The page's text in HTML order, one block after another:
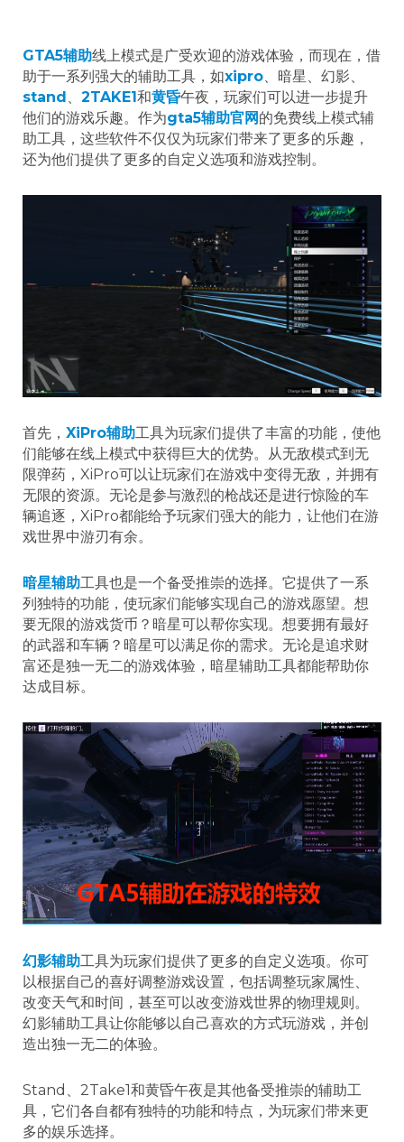
GTA5辅助线上模式是广受欢迎的游戏体验，而现在，借
助于一系列强大的辅助工具，如xipro、暗星、幻影、
stand、 2TAKE1和黄昏午夜，玩家们可以进一步提升
他们的游戏乐趣。作为gta5辅助官网的免费线上模式辅
助工具，这些软件不仅仅为玩家们带来了更多的乐趣，
还为他们提供了更多的自定义选项和游戏控制。
首先， XiPro辅助工具为玩家们提供了丰富的功能，使他
们能够在线上模式中获得巨大的优势。从无敌模式到无
限弹药，XiPro可以让玩家们在游戏中变得无敌，并拥有
无限的资源。无论是参与激烈的枪战还是进行惊险的车
辆追逐，XiPro都能给予玩家们强大的能力，让他们在游
戏世界中游刃有余。
暗星辅助工具也是一个备受推崇的选择。它提供了一系
列独特的功能，使玩家们能够实现自己的游戏愿望。想
要无限的游戏货币？暗星可以帮你实现。想要拥有最好
的武器和车辆？暗星可以满足你的需求。无论是追求财
富还是独一无二的游戏体验，暗星辅助工具都能帮助你
达成目标。
幻影辅助工具为玩家们提供了更多的自定义选项。你可
以根据自己的喜好调整游戏设置，包括调整玩家属性、
改变天气和时间，甚至可以改变游戏世界的物理规则。
幻影辅助工具让你能够以自己喜欢的方式玩游戏，并创
造出独一无二的体验。
Stand、2Take1和黄昏午夜是其他备受推崇的辅助工
具，它们各自都有独特的功能和特点，为玩家们带来更
多的娱乐选择。